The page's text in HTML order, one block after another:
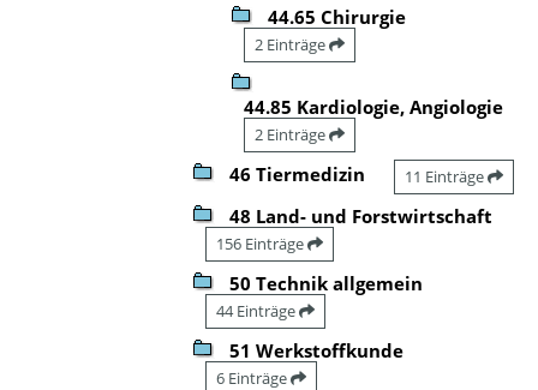
44.65 Chirurgie
2 Einträge
44.85 Kardiologie, Angiologie
2 Einträge
46 Tiermedizin 11 Einträge
48 Land- und Forstwirtschaft
156 Einträge
50 Technik allgemein
44 Einträge
51 Werkstoffkunde
6 Einträge